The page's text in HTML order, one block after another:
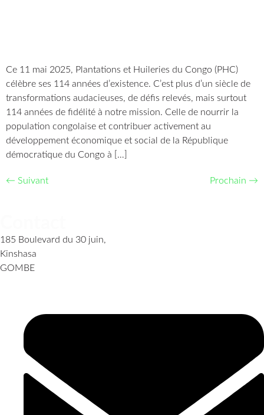
Ce 11 mai 2025, Plantations et Huileries du Congo (PHC)
célèbre ses 114 années d’existence. C’est plus d’un siècle de
transformations audacieuses, de défis relevés, mais surtout
114 années de fidélité à notre mission. Celle de nourrir la
population congolaise et contribuer activement au
développement économique et social de la République
démocratique du Congo à […]
← Suivant Prochain →
185 Boulevard du 30 juin,
Kinshasa
GOMBE